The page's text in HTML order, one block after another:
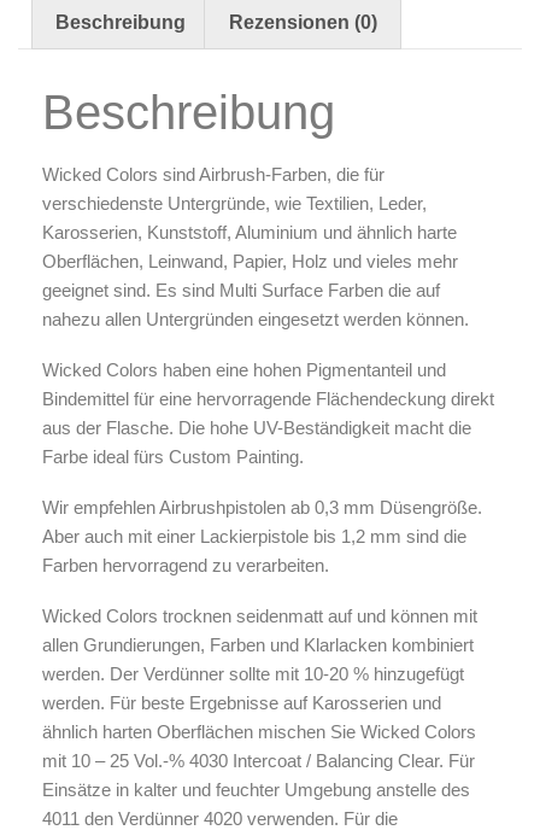
Beschreibung Rezensionen (0)
Beschreibung
Wicked Colors sind Airbrush-Farben, die für
verschiedenste Untergründe, wie Textilien, Leder,
Karosserien, Kunststoff, Aluminium und ähnlich harte
Oberflächen, Leinwand, Papier, Holz und vieles mehr
geeignet sind. Es sind Multi Surface Farben die auf
nahezu allen Untergründen eingesetzt werden können.
Wicked Colors haben eine hohen Pigmentanteil und
Bindemittel für eine hervorragende Flächendeckung direkt
aus der Flasche. Die hohe UV-Beständigkeit macht die
Farbe ideal fürs Custom Painting.
Wir empfehlen Airbrushpistolen ab 0,3 mm Düsengröße.
Aber auch mit einer Lackierpistole bis 1,2 mm sind die
Farben hervorragend zu verarbeiten.
Wicked Colors trocknen seidenmatt auf und können mit
allen Grundierungen, Farben und Klarlacken kombiniert
werden. Der Verdünner sollte mit 10-20 % hinzugefügt
werden. Für beste Ergebnisse auf Karosserien und
ähnlich harten Oberflächen mischen Sie Wicked Colors
mit 10 – 25 Vol.-% 4030 Intercoat / Balancing Clear. Für
Einsätze in kalter und feuchter Umgebung anstelle des
4011 den Verdünner 4020 verwenden. Für die